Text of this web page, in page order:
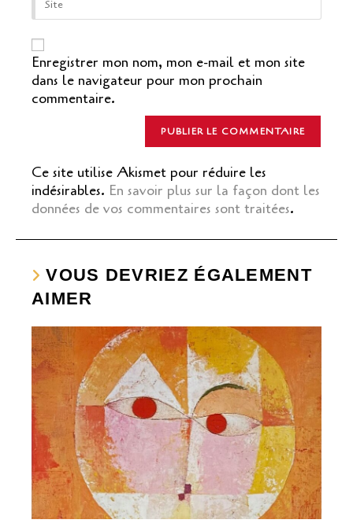
comment
l’URL
de
votre
site
(facultatif)
Enregistrer mon nom, mon e-mail et mon site
dans le navigateur pour mon prochain
commentaire.
Ce site utilise Akismet pour réduire les
indésirables. En savoir plus sur la façon dont les
données de vos commentaires sont traitées.
VOUS DEVRIEZ ÉGALEMENT
AIMER